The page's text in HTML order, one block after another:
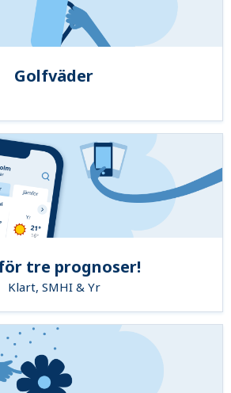
Golfväder
tre prognoser!
Klart, SMHI & Yr